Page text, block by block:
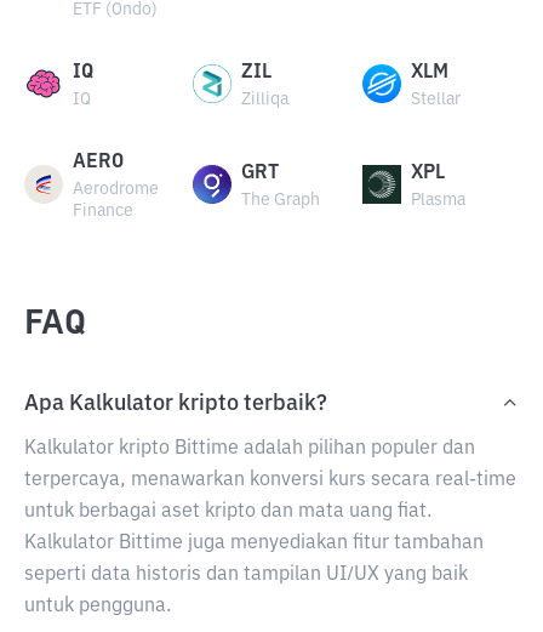
ETF (Ondo)
IQ
IQ
ZIL
Zilliqa
XLM
Stellar
AERO
Aerodrome
Finance
GRT
The Graph
XPL
Plasma
FAQ
Apa Kalkulator kripto terbaik?
Kalkulator kripto Bittime adalah pilihan populer dan
terpercaya, menawarkan konversi kurs secara real-time
untuk berbagai aset kripto dan mata uang fiat.
Kalkulator Bittime juga menyediakan fitur tambahan
seperti data historis dan tampilan UI/UX yang baik
untuk pengguna.